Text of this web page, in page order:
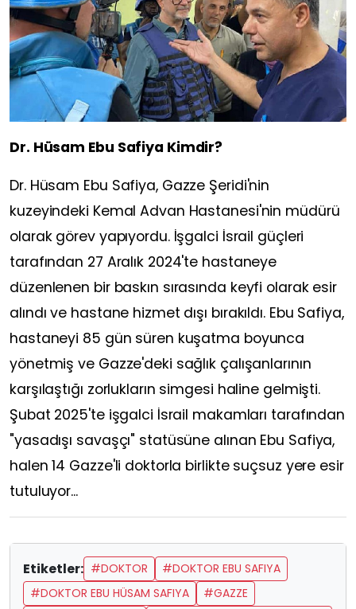
Dr. Hüsam Ebu Safiya Kimdir?
Dr. Hüsam Ebu Safiya, Gazze Şeridi'nin
kuzeyindeki Kemal Advan Hastanesi'nin müdürü
olarak görev yapıyordu. İşgalci İsrail güçleri
tarafından 27 Aralık 2024'te hastaneye
düzenlenen bir baskın sırasında keyfi olarak esir
alındı ve hastane hizmet dışı bırakıldı. Ebu Safiya,
hastaneyi 85 gün süren kuşatma boyunca
yönetmiş ve Gazze'deki sağlık çalışanlarının
karşılaştığı zorlukların simgesi haline gelmişti.
Şubat 2025'te işgalci İsrail makamları tarafından
"yasadışı savaşçı" statüsüne alınan Ebu Safiya,
halen 14 Gazze'li doktorla birlikte suçsuz yere esir
tutuluyor...
Etiketler: #DOKTOR
#DOKTOR EBU SAFIYA
#DOKTOR EBU HÜSAM SAFIYA
#GAZZE